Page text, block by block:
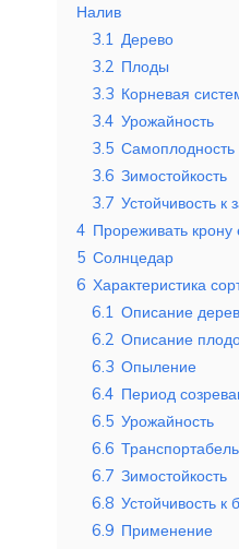
Налив
3.1 Дерево
3.2 Плоды
3.3 Корневая
3.4 Урожайность
3.5 Самоплодность
3.6 Зимостойкость
3.7 Устойчивость к
4 Прореживать крону
5 Солнцедар
6 Характеристика
6.1 Описание
6.2 Описание
6.3 Опыление
6.4 Период
6.5 Урожайность
6.6
6.7 Зимостойкость
6.8 Устойчивость
6.9 Применение